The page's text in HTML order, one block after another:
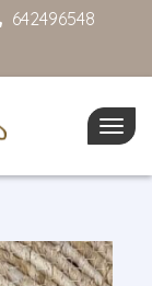
642496548